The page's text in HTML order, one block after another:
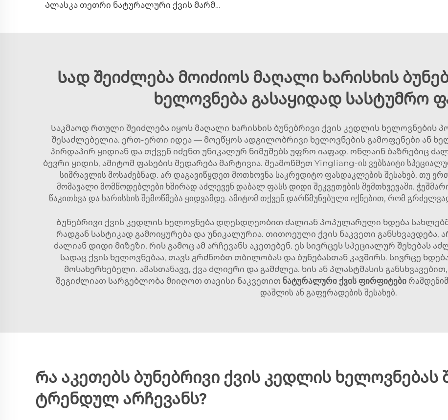
Ალასკა თეთრი ნატურალური ქვის მარმარილო ნაცრისფერი ლაქების დაშლილი ტექსტურით
Სად შეიძლება მოიძიოს მაღალი ხარისხის
ხელოვნება გასაყიდად სასტუმრო
Საკმაოდ რთული შეიძლება იყოს მაღალი ხარისხის ბუნებრივი ქვის კედლის ხელოვნების
შესაძლებელია. ერთ-ერთი იდეა — მოეწყოს ადგილობრივი ხელოვნების გამოფენები ან
პირდაპირ ყიდიან და თქვენ იძენთ უნიკალურ ნიმუშებს უფრო იაფად. ონლაინ ბაზრებიც
ბევრი ყიდის, ამიტომ ფასების შედარება მარტივია. შეამოწმეთ Yingliang-ის ვებსაიტი
სიმრავლის მოსაძებნად. არ დაგავიწყდეთ მოთხოვნა საკრედიტო ფასდაკლების შესახებ, თუ
მომავალი მომწოდებლები ხშირად აძლევენ დაბალ ფასს დიდი შეკვეთების შემთხვევაში.
წაკითხვა და ხარისხის შემოწმება ყიდვამდე. ამიტომ თქვენ დარწმუნებული იქნებით, რომ
Ბუნებრივი ქვის კედლის ხელოვნება დღესდღეობით ძალიან პოპულარული ხდება
რადგან სასტიკად გამოიყურება და უნიკალურია. თითოეული ქვის ნაკვეთი განსხვავდება,
ძალიან დიდი მიზეზი, რის გამოც ამ არჩევანს აკეთებენ. ეს სივრცეს სპეციალურ შეხებას
სადაც ქვის ხელოვნებაა, თავს გრძნობთ თბილობას და ბუნებასთან კავშირს. სივრცე
მოსახერხებელი. ამასთანავე, ქვა ძლიერი და გამძლეა. ხის ან პლასტმასის
შეგიძლიათ სარგებლობა მიიღოთ თავისი ნაკვეთით ნატურალური ქვის ფირფიტები
დაშლის ან გაფერადების შესახებ.
Რა აკეთებს ბუნებრივი ქვის კედლის ხელოვნებას
ტრენდულ არჩევანს?